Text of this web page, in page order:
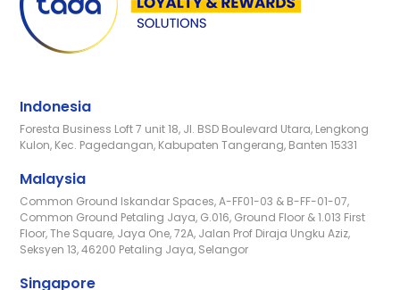
Indonesia
Foresta Business Loft 7 unit 18, Jl. BSD Boulevard Utara, Lengkong
Kulon, Kec. Pagedangan, Kabupaten Tangerang, Banten 15331
Malaysia
Common Ground Iskandar Spaces, A-FF01-03 & B-FF-01-07,
Common Ground Petaling Jaya, G.016, Ground Floor & 1.013 First
Floor, The Square, Jaya One, 72A, Jalan Prof Diraja Ungku Aziz,
Seksyen 13, 46200 Petaling Jaya, Selangor
Singapore